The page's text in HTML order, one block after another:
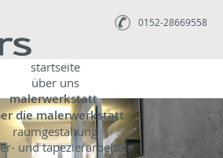
0152-28669558
startseite
über uns
malerwerkstatt
die malerwerkstatt
raumgestaltung
und tapezierarbeiten